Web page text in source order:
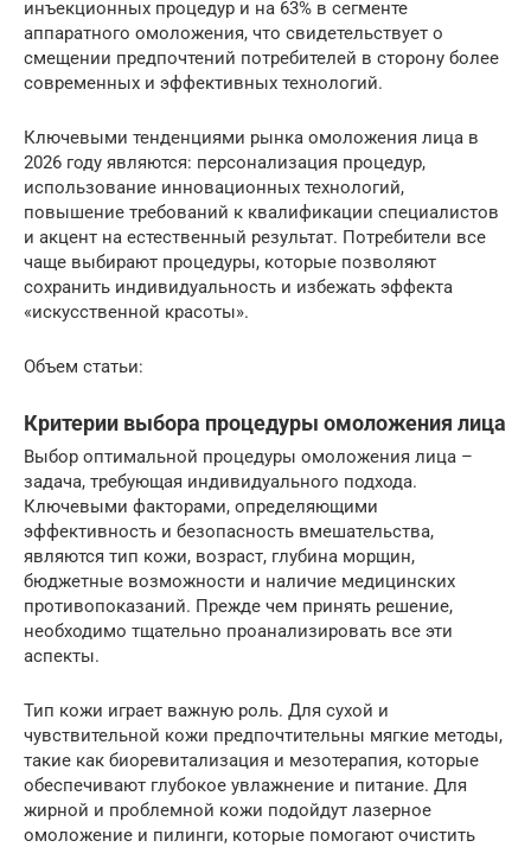
инъекционных процедур и на 63% в сегменте
аппаратного омоложения, что свидетельствует о
смещении предпочтений потребителей в сторону более
современных и эффективных технологий.
Ключевыми тенденциями рынка омоложения лица в
2026 году являются: персонализация процедур,
использование инновационных технологий,
повышение требований к квалификации специалистов
и акцент на естественный результат. Потребители все
чаще выбирают процедуры, которые позволяют
сохранить индивидуальность и избежать эффекта
«искусственной красоты».
Объем статьи:
Критерии выбора процедуры омоложения лица
Выбор оптимальной процедуры омоложения лица –
задача, требующая индивидуального подхода.
Ключевыми факторами, определяющими
эффективность и безопасность вмешательства,
являются тип кожи, возраст, глубина морщин,
бюджетные возможности и наличие медицинских
противопоказаний. Прежде чем принять решение,
необходимо тщательно проанализировать все эти
аспекты.
Тип кожи играет важную роль. Для сухой и
чувствительной кожи предпочтительны мягкие методы,
такие как биоревитализация и мезотерапия, которые
обеспечивают глубокое увлажнение и питание. Для
жирной и проблемной кожи подойдут лазерное
омоложение и пилинги, которые помогают очистить